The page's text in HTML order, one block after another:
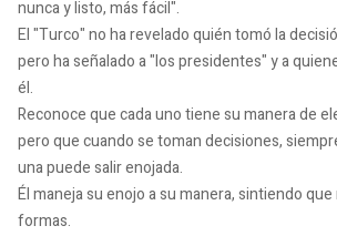
nunca y listo, más fácil".
El "Turco" no ha revelado quién tomó la
pero ha señalado a "los presidentes" y a
él.
Reconoce que cada uno tiene su manera de
pero que cuando se toman decisiones,
una puede salir enojada.
Él maneja su enojo a su manera, sintiendo
formas.